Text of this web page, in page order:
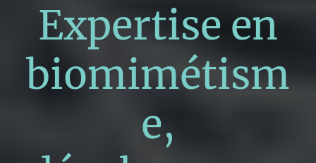
Expertise en
biomimétism
e,